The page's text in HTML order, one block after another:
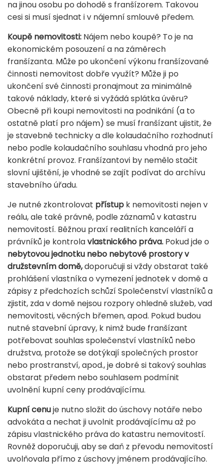
na jinou osobu po dohodě s franšízorem. Takovou
cesi si musí sjednat i v nájemní smlouvě předem.
Koupě nemovitosti: Nájem nebo koupě? To je na
ekonomickém posouzení a na záměrech
franšízanta. Může po ukončení výkonu franšízované
činnosti nemovitost dobře využít? Může ji po
ukončení své činnosti pronajmout za minimálně
takové náklady, které si vyžádá splátka úvěru?
Obecně při koupi nemovitosti na podnikání (a to
ostatně platí pro nájem) se musí franšízant ujistit, že
je stavebně technicky a dle kolaudačního rozhodnutí
nebo podle kolaudačního souhlasu vhodná pro jeho
konkrétní provoz. Franšízantovi by nemělo stačit
slovní ujištění, je vhodné se zajít podívat do archívu
stavebního úřadu.
Je nutné zkontrolovat přístup k nemovitosti nejen v
reálu, ale také právně, podle záznamů v katastru
nemovitostí. Běžnou praxí realitních kanceláří a
právníků je kontrolavlastnického práva. Pokud jde o
nebytovou jednotku nebo nebytové prostory v
družstevním domě,doporučuji si vždy obstarat také
prohlášení vlastníka o vymezení jednotek v domě a
zápisy z předchozích schůzí Společenství vlastníků a
zjistit, zda v domě nejsou rozpory ohledně služeb, vad
nemovitosti, věcných břemen, apod. Pokud budou
nutné stavební úpravy, k nimž bude franšízant
potřebovat souhlas společenství vlastníků nebo
družstva, protože se dotýkají společných prostor
nebo prostranství, apod., je dobré si takový souhlas
obstarat předem nebo souhlasem podmínit
uvolnění kupní ceny prodávajícímu.
Kupní cenuje nutno složit do úschovy notáře nebo
advokáta a nechat ji uvolnit prodávajícímu až po
zápisu vlastnického práva do katastru nemovitostí.
Rovněž doporučuji, aby se daň z převodu nemovitostí
uvolňovala přímo z úschovy jménem prodávajícího.